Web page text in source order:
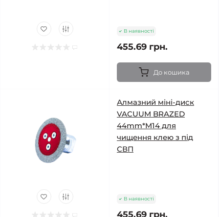
В наявності
455.69 грн.
До кошика
Алмазний міні-диск
VACUUM BRAZED
44mm*M14 для
чищення клею з під
СВП
В наявності
455.69 грн.